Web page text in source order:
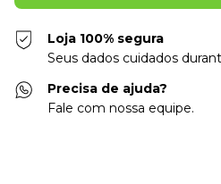
Loja 100% segura
Seus dados cuidados
Precisa de ajuda?
Fale com nossa equipe.